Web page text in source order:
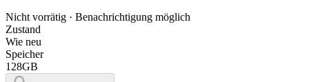
Nicht vorrätig · Benachrichtigung möglich
Zustand
Wie neu
Speicher
128GB